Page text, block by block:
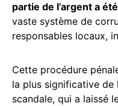
partie de l’argent a
vaste système de
responsables locaux,
Cette procédure
la plus significative de
scandale, qui a laissé